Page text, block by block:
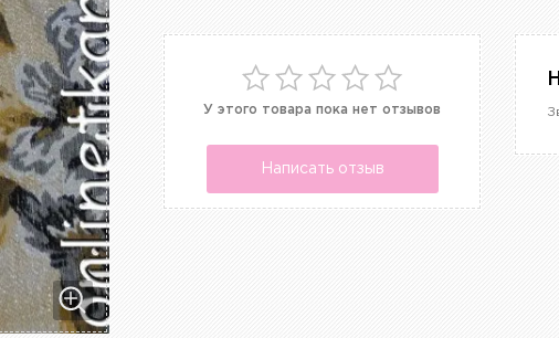
У этого товара пока нет отзывов
Написать отзыв